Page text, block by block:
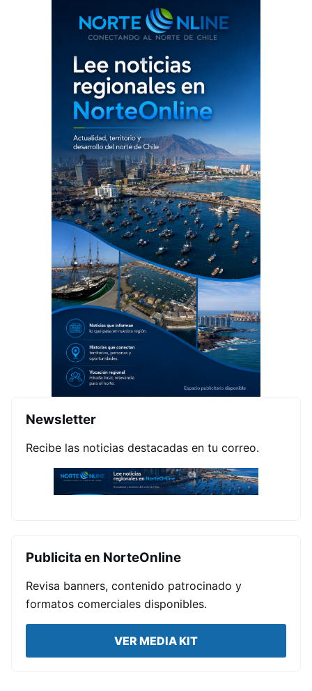
Newsletter
Recibe las noticias destacadas en tu correo.
Publicita en NorteOnline
Revisa banners, contenido patrocinado y
formatos comerciales disponibles.
VER MEDIA KIT